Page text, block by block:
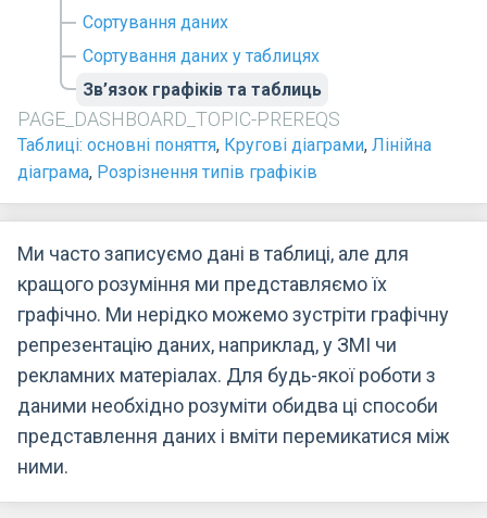
Сортування даних
Сортування даних у таблицях
Зв’язок графіків та таблиць
PAGE_DASHBOARD_TOPIC-PREREQS
Таблиці: основні поняття, Кругові діаграми, Лінійна
діаграма, Розрізнення типів графіків
Ми часто записуємо дані в таблиці, але для
кращого розуміння ми представляємо їх
графічно. Ми нерідко можемо зустріти графічну
репрезентацію даних, наприклад, у ЗМІ чи
рекламних матеріалах. Для будь-якої роботи з
даними необхідно розуміти обидва ці способи
представлення даних і вміти перемикатися між
ними.